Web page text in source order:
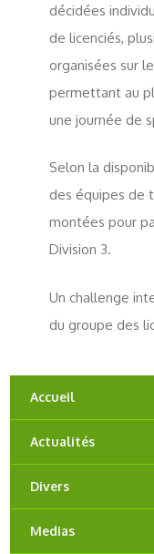
décidées
de licenciés,
organisées sur
permettant au
une journée de
Selon la
des équipes de
montées pour
Division 3.
Un challenge
du groupe des
Accueil
Actualités
Divers
Medias